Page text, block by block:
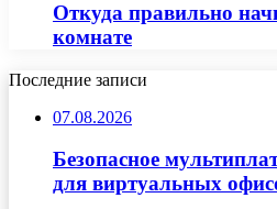
Откуда правильно
комнате
Последние записи
07.08.2026
Безопасное
для виртуальных